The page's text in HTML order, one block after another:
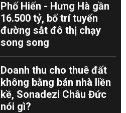
Phố Hiến - Hưng Hà gần
16.500 tỷ, bố trí tuyến
đường sắt đô thị chạy
song song
Doanh thu cho thuê đất
không bằng bán nhà liền
kề, Sonadezi Châu Đức
nói gì?